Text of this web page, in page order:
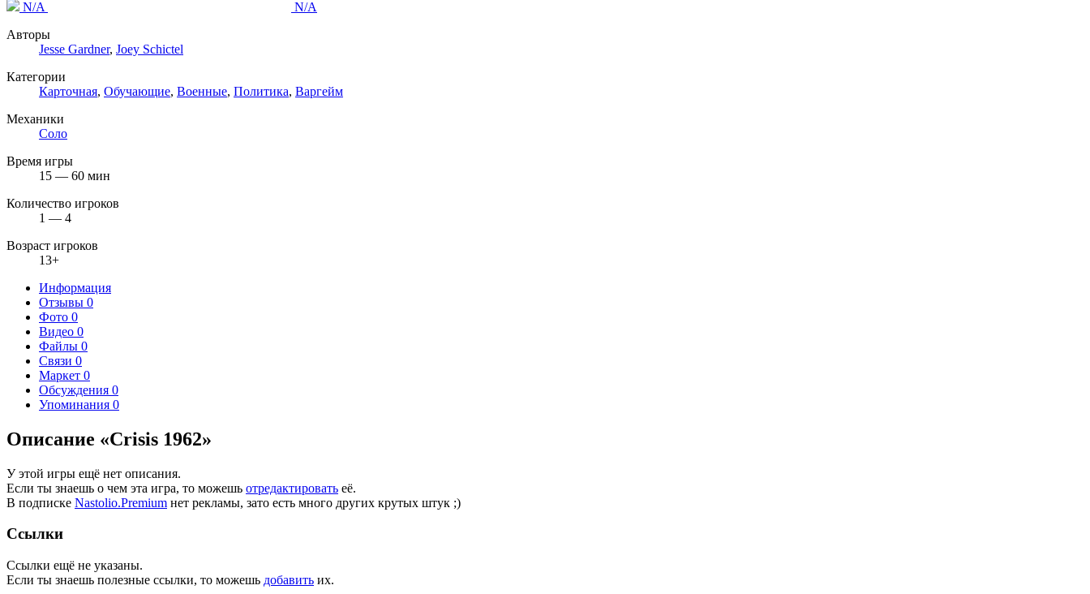
N/A
N/A
Авторы
Jesse Gardner, Joey Schictel
Категории
Карточная, Обучающие, Военные, Политика, Варгейм
Механики
Соло
Время игры
15 — 60 мин
Количество игроков
1 — 4
Возраст игроков
13+
Информация
Отзывы 0
Фото 0
Видео 0
Файлы 0
Связи 0
Маркет 0
Обсуждения 0
Упоминания 0
Описание «Crisis 1962»
У этой игры ещё нет описания.
Если ты знаешь о чем эта игра, то можешь отредактировать её.
В подписке Nastolio.Premium нет рекламы, зато есть много других крутых штук ;)
Ссылки
Ссылки ещё не указаны.
Если ты знаешь полезные ссылки, то можешь добавить их.